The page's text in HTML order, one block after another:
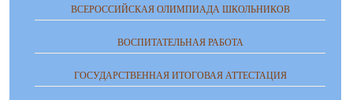
ВСЕРОССИЙСКАЯ ОЛИМПИАДА ШКОЛЬНИКОВ
ВОСПИТАТЕЛЬНАЯ РАБОТА
ГОСУДАРСТВЕННАЯ ИТОГОВАЯ АТТЕСТАЦИЯ